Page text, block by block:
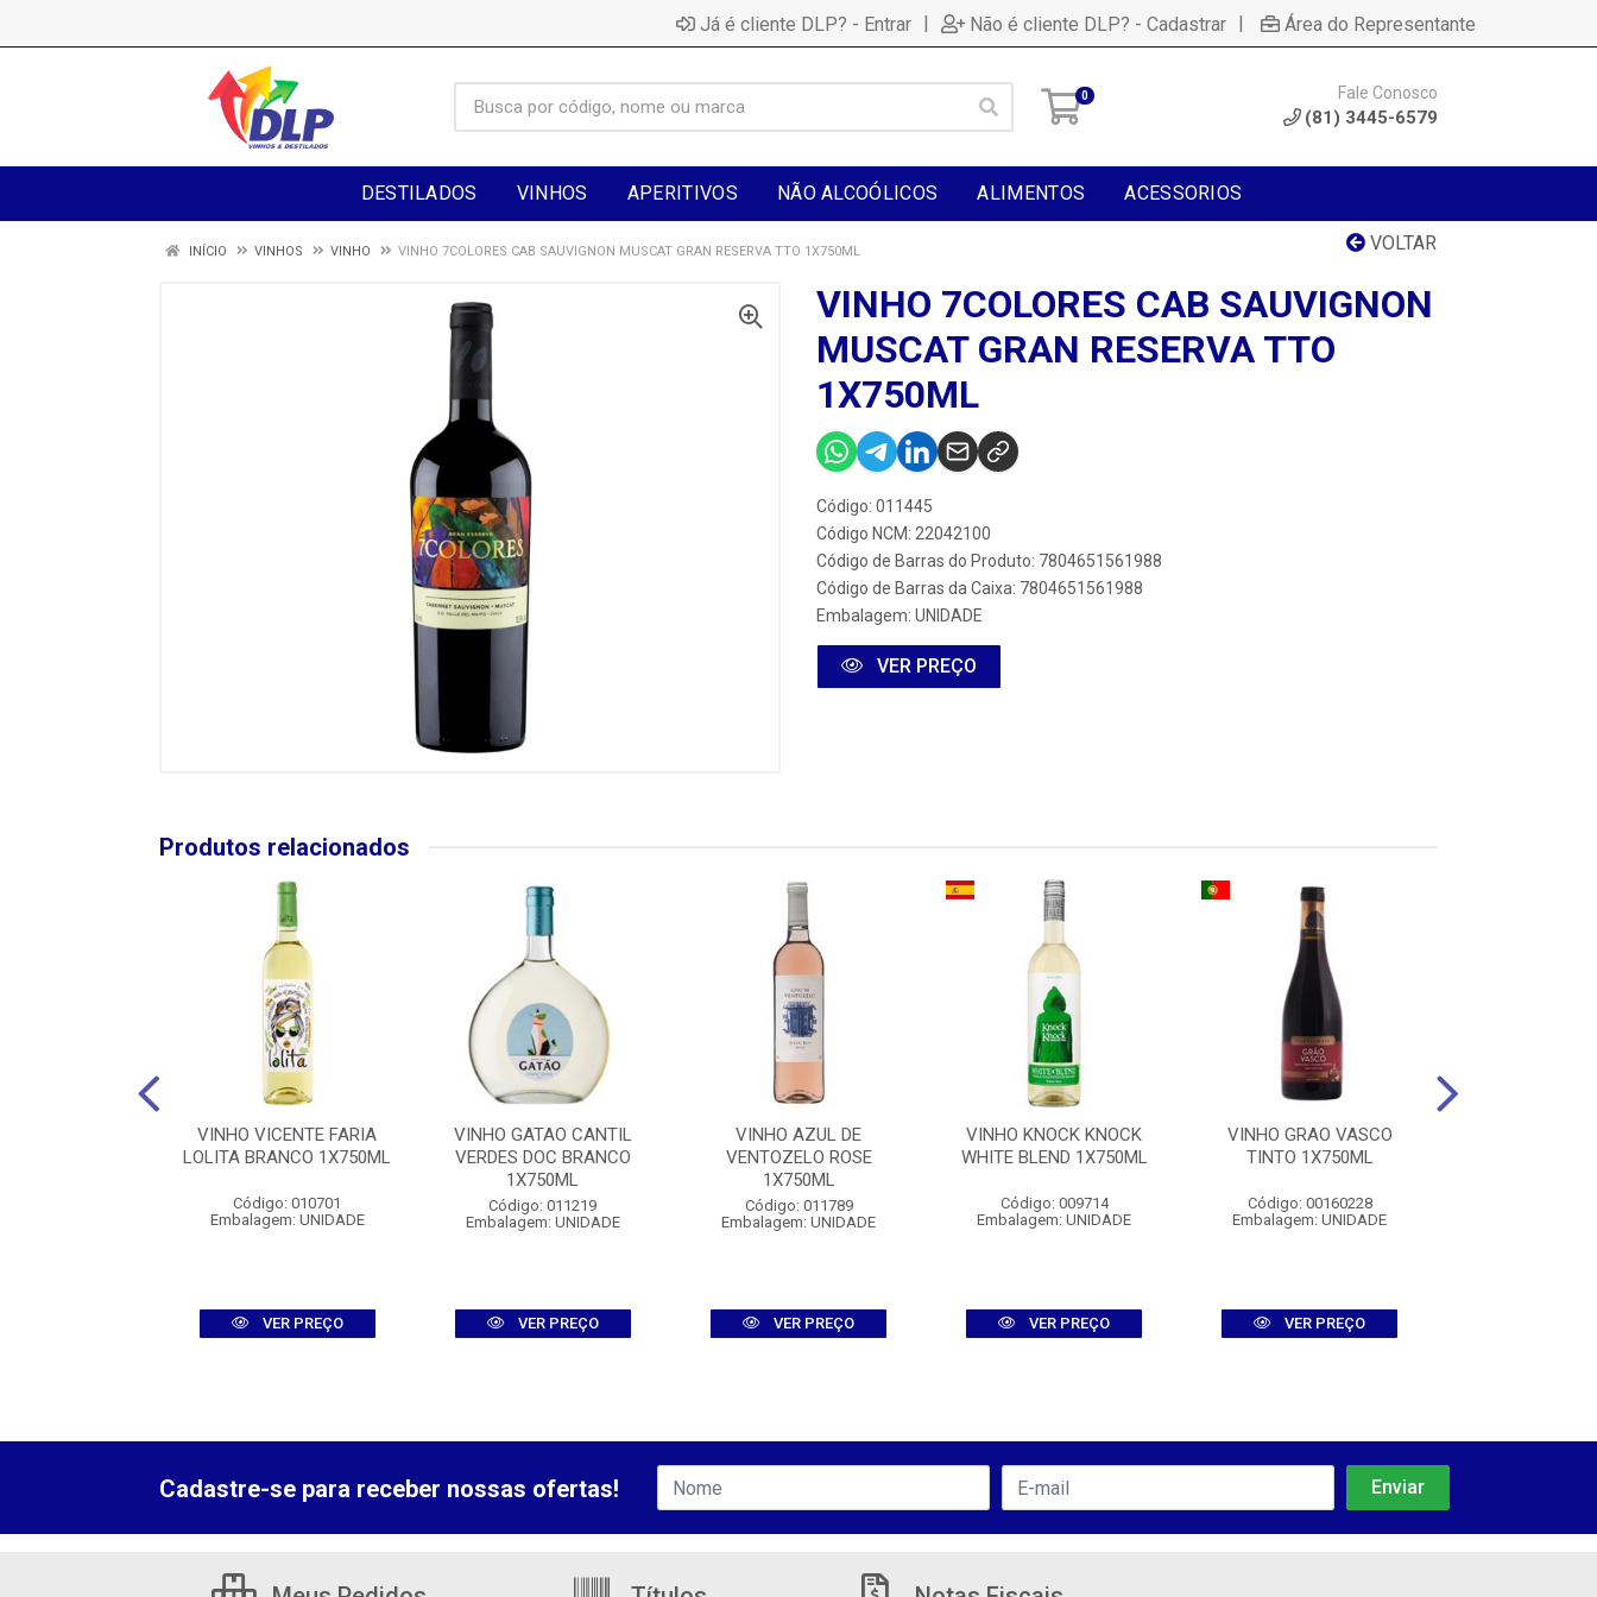
Já é cliente DLP? - Entrar | Não é cliente DLP? - Cadastrar | Área do Representante
0 Fale Conosco
(81) 3445-6579
DESTILADOS VINHOS APERITIVOS NÃO ALCOÓLICOS ALIMENTOS ACESSORIOS
VOLTAR
INÍCIO VINHOS VINHO VINHO 7COLORES CAB SAUVIGNON MUSCAT GRAN RESERVA TTO 1X750ML
VINHO 7COLORES CAB SAUVIGNON
MUSCAT GRAN RESERVA TTO
1X750ML
Código: 011445
Código NCM: 22042100
Código de Barras do Produto: 7804651561988
Código de Barras da Caixa: 7804651561988
Embalagem: UNIDADE
VER PREÇO
Produtos relacionados
VINHO VICENTE FARIA
LOLITA BRANCO 1X750ML
Código: 010701
Embalagem: UNIDADE
VER PREÇO
VINHO GATAO CANTIL
VERDES DOC BRANCO
1X750ML
Código: 011219
Embalagem: UNIDADE
VER PREÇO
VINHO AZUL DE
VENTOZELO ROSE
1X750ML
Código: 011789
Embalagem: UNIDADE
VER PREÇO
VINHO KNOCK KNOCK
WHITE BLEND 1X750ML
Código: 009714
Embalagem: UNIDADE
VER PREÇO
VINHO GRAO VASCO
TINTO 1X750ML
Código: 00160228
Embalagem: UNIDADE
VER PREÇO
Cadastre-se para receber nossas ofertas!